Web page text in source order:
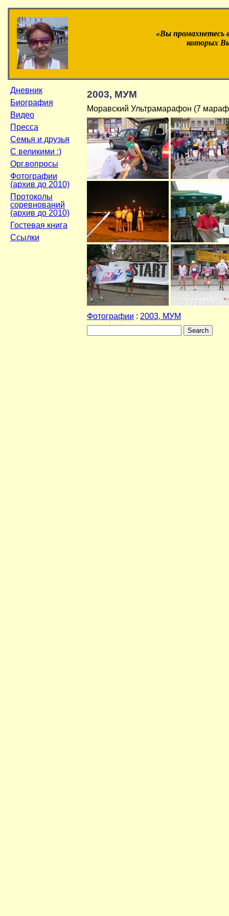
«Вы промахнетесь
которых
Дневник
Биография
Видео
Пресса
Семья и друзья
С великими :)
Орг.вопросы
Фотографии
(архив до 2010)
Протоколы
соревнований
(архив до 2010)
Гостевая книга
Ссылки
2003, МУМ
Моравский Ультрамарафон (7
Фотографии : 2003, МУМ